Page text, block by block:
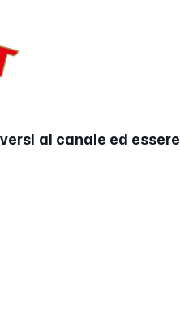
al canale ed essere